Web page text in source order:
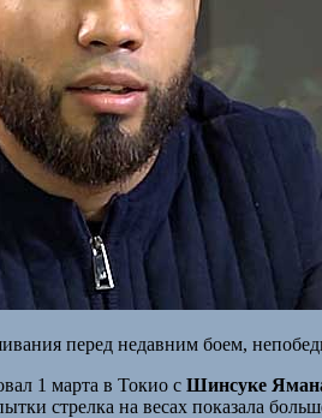
перед недавним боем,
1 марта в Токио с Шинсуке
стрелка на весах показала